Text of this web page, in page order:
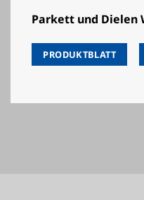
Parkett und Dielen
PRODUKTBLATT